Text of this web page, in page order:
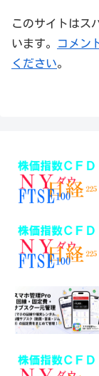
このサイトはス
います。
コメン
ください。